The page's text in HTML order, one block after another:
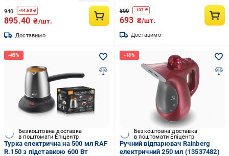
940 -44.60₴
895.40 ₴/шт.
Доставимо
800 -107 ₴
693 ₴/шт.
Доставимо
Безкоштовна доставка
в поштомати Епіцентр
Турка електрична на 500 мл RAF
R.150 з підставкою 600 Вт
Безкоштовна доставка
в поштомати Епіцентр
Ручний відпарювач Rainberg
електричний 250 мл (13537482)